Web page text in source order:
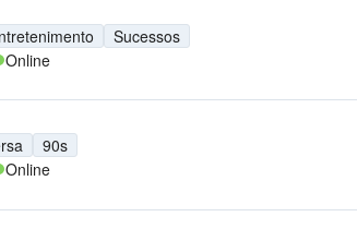
Sucessos
Online
90s
Online